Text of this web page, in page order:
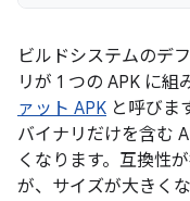
ビルドシステムのデ
リが 1 つの APK に組
ァット APK と呼びま
バイナリだけを含む
くなります。互換性
が、サイズが大きく